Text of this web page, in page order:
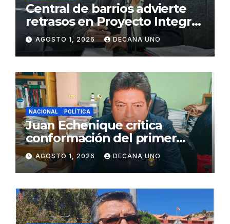
Central de barrios advierte
retrasos en Proyecto Integral
de Agua y Alcantarillado para
Juliaca
AGOSTO 1, 2026 DECANA UNO
NACIONAL POLÍTICA
Juan Echenique critica
conformación del primer
gabinete ministerial de Keiko
Fujimori
AGOSTO 1, 2026 DECANA UNO